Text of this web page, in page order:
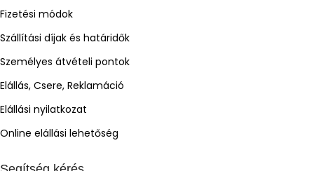
Fizetési módok
Szállítási díjak és határidők
Személyes átvételi pontok
Elállás, Csere, Reklamáció
Elállási nyilatkozat
Online elállási lehetőség